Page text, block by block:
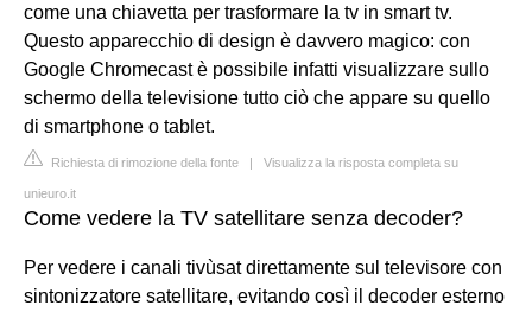
come una chiavetta per trasformare la tv in smart tv.
Questo apparecchio di design è davvero magico: con
Google Chromecast è possibile infatti visualizzare sullo
schermo della televisione tutto ciò che appare su quello
di smartphone o tablet.
Richiesta di rimozione della fonte | Visualizza la risposta completa su
unieuro.it
Come vedere la TV satellitare senza decoder?
Per vedere i canali tivùsat direttamente sul televisore con
sintonizzatore satellitare, evitando così il decoder esterno